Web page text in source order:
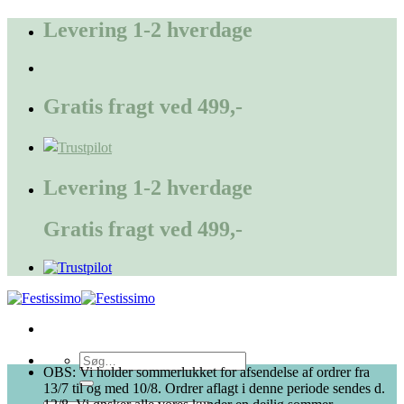
FortsætLevering 1-2 hverdage
Gratis fragt ved 499,-
Levering 1-2 hverdage
Gratis fragt ved 499,-
Søg
efter:
OBS: Vi holder sommerlukket for afsendelse af ordrer fra
13/7 til og med 10/8. Ordrer aflagt i denne periode sendes d.